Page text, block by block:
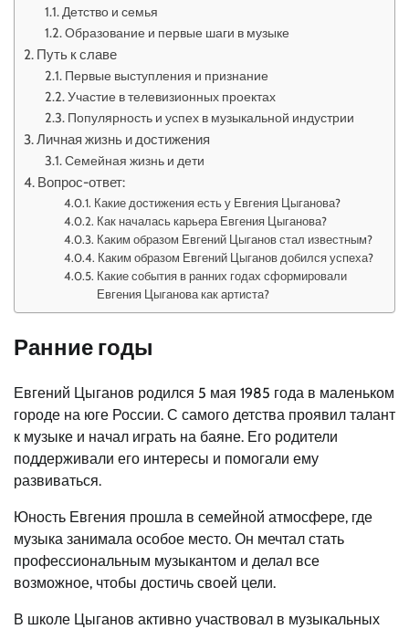
Детство и семья
Образование и первые шаги в музыке
Путь к славе
Первые выступления и признание
Участие в телевизионных проектах
Популярность и успех в музыкальной индустрии
Личная жизнь и достижения
Семейная жизнь и дети
Вопрос-ответ:
Какие достижения есть у Евгения Цыганова?
Как началась карьера Евгения Цыганова?
Каким образом Евгений Цыганов стал известным?
Каким образом Евгений Цыганов добился успеха?
Какие события в ранних годах сформировали
Евгения Цыганова как артиста?
Ранние годы
Евгений Цыганов родился 5 мая 1985 года в маленьком
городе на юге России. С самого детства проявил талант
к музыке и начал играть на баяне. Его родители
поддерживали его интересы и помогали ему
развиваться.
Юность Евгения прошла в семейной атмосфере, где
музыка занимала особое место. Он мечтал стать
профессиональным музыкантом и делал все
возможное, чтобы достичь своей цели.
В школе Цыганов активно участвовал в музыкальных